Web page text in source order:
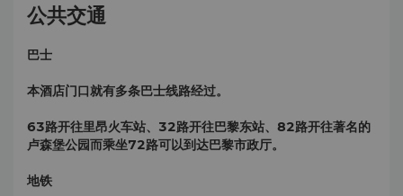
公共交通
巴士
本酒店门口就有多条巴士线路经过。
63路开往里昂火车站、32路开往巴黎东站、82路开往著名的
卢森堡公园而乘坐72路可以到达巴黎市政厅。
地铁